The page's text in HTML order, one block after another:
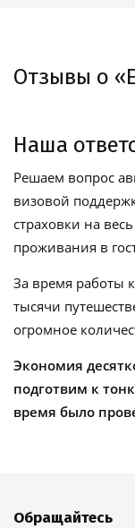
Отзывы о
Наша
Решаем вопрос
визовой
страховки на
проживания в
За время работы
тысячи
огромное
Экономия
подготвим к
время было
Обращайтесь